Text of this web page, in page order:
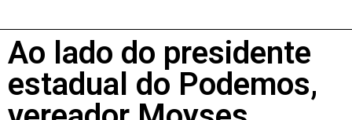
Ao lado do presidente
estadual do Podemos,